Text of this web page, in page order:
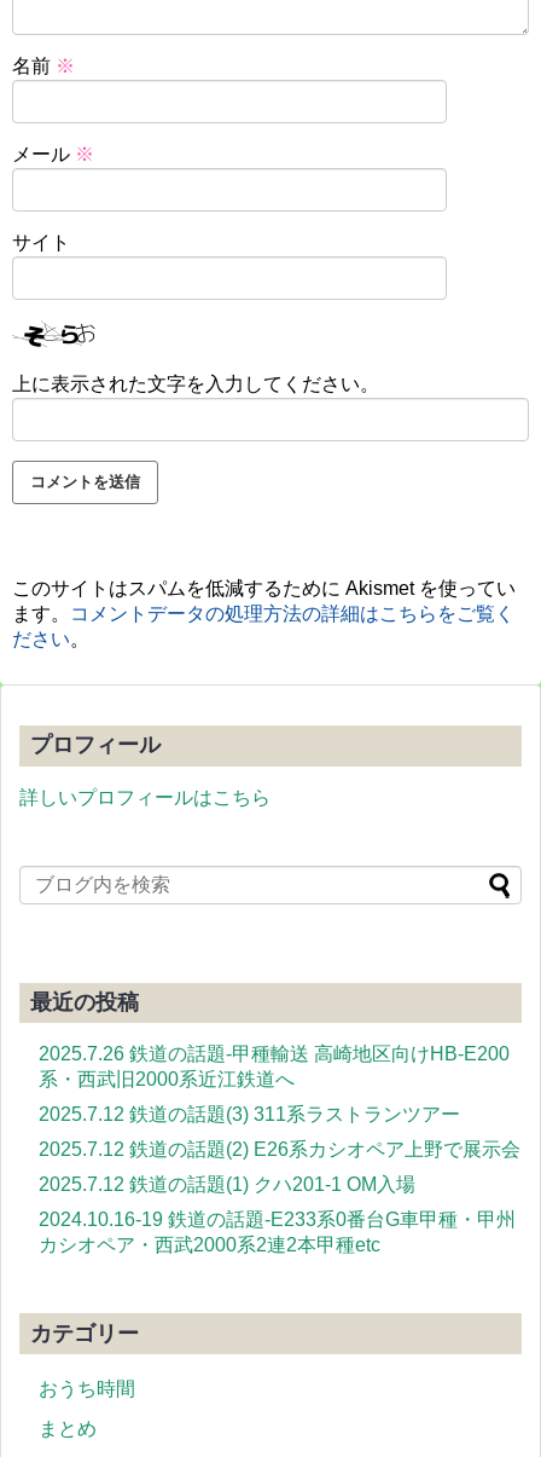
名前 ※
メール ※
サイト
上に表示された文字を入力してください。
このサイトはスパムを低減するために Akismet を使ってい
ます。
コメントデータの処理方法の詳細はこちらをご覧く
ださい。
プロフィール
詳しいプロフィールはこちら
最近の投稿
2025.7.26 鉄道の話題-甲種輸送 高崎地区向けHB-E200
系・西武旧2000系近江鉄道へ
2025.7.12 鉄道の話題(3) 311系ラストランツアー
2025.7.12 鉄道の話題(2) E26系カシオペア上野で展示会
2025.7.12 鉄道の話題(1) クハ201-1 OM入場
2024.10.16-19 鉄道の話題-E233系0番台G車甲種・甲州
カシオペア・西武2000系2連2本甲種etc
カテゴリー
おうち時間
まとめ